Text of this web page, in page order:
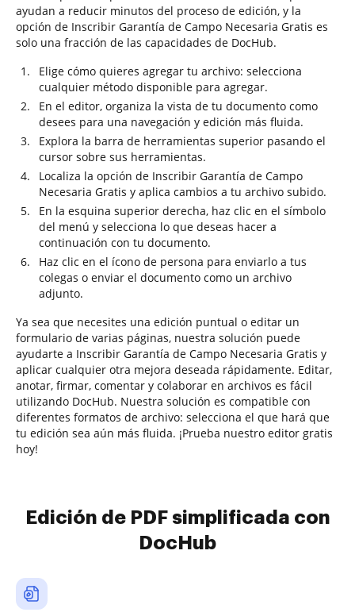
ayudan a reducir minutos del proceso de edición, y la
opción de Inscribir Garantía de Campo Necesaria Gratis es
solo una fracción de las capacidades de DocHub.
Elige cómo quieres agregar tu archivo: selecciona
cualquier método disponible para agregar.
En el editor, organiza la vista de tu documento como
desees para una navegación y edición más fluida.
Explora la barra de herramientas superior pasando el
cursor sobre sus herramientas.
Localiza la opción de Inscribir Garantía de Campo
Necesaria Gratis y aplica cambios a tu archivo subido.
En la esquina superior derecha, haz clic en el símbolo
del menú y selecciona lo que deseas hacer a
continuación con tu documento.
Haz clic en el ícono de persona para enviarlo a tus
colegas o enviar el documento como un archivo
adjunto.
Ya sea que necesites una edición puntual o editar un
formulario de varias páginas, nuestra solución puede
ayudarte a Inscribir Garantía de Campo Necesaria Gratis y
aplicar cualquier otra mejora deseada rápidamente. Editar,
anotar, firmar, comentar y colaborar en archivos es fácil
utilizando DocHub. Nuestra solución es compatible con
diferentes formatos de archivo: selecciona el que hará que
tu edición sea aún más fluida. ¡Prueba nuestro editor gratis
hoy!
Edición de PDF simplificada con
DocHub